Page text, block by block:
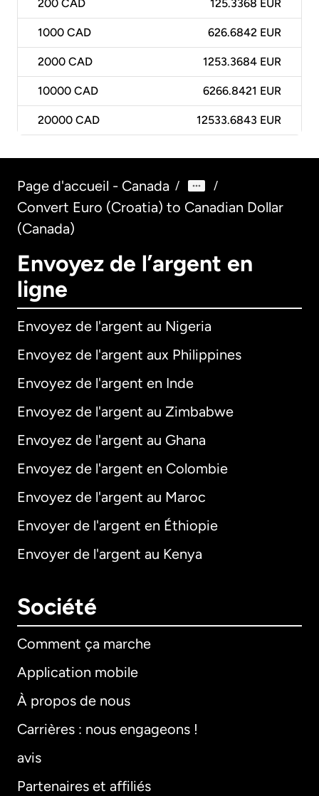
200 CAD 125.3368 EUR
1000 CAD 626.6842 EUR
2000 CAD 1253.3684 EUR
10000 CAD 6266.8421 EUR
20000 CAD 12533.6843 EUR
Page d'accueil - Canada / /
Convert Euro (Croatia) to Canadian Dollar
(Canada)
Envoyez de l’argent en
ligne
Envoyez de l'argent au Nigeria
Envoyez de l'argent aux Philippines
Envoyez de l'argent en Inde
Envoyez de l'argent au Zimbabwe
Envoyez de l'argent au Ghana
Envoyez de l'argent en Colombie
Envoyez de l'argent au Maroc
Envoyer de l'argent en Éthiopie
Envoyer de l'argent au Kenya
Société
Comment ça marche
Application mobile
À propos de nous
Carrières : nous engageons !
avis
Partenaires et affiliés